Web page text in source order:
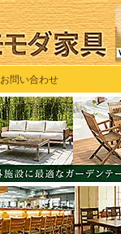
お問い合わせ